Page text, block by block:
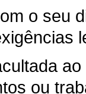
o seu
ou